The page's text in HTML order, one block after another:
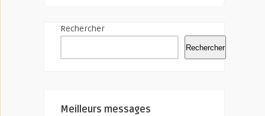
Rechercher
Rechercher
Meilleurs messages